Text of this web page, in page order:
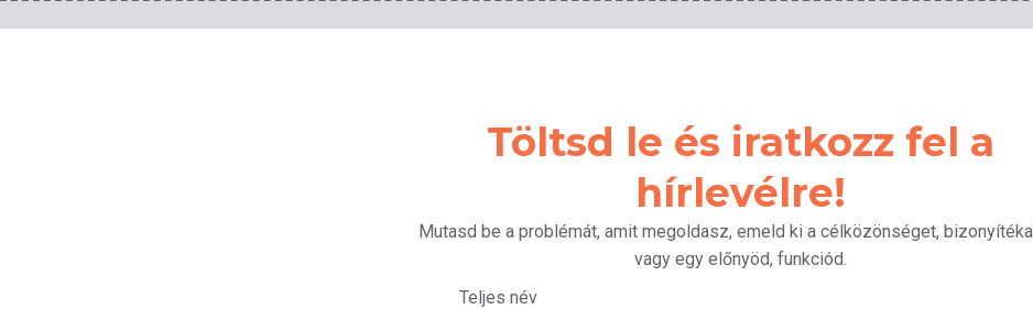
Töltsd le és iratkozz fel a
hírlevélre!
Mutasd be a problémát, amit megoldasz, emeld ki a célközönséget,
vagy egy előnyöd, funkciód.
Teljes név